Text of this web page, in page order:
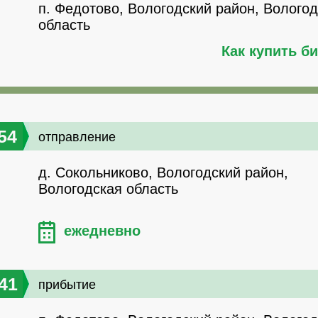
п. Федотово, Вологодский район,
область
Как купить
отправление
д. Сокольниково, Вологодский район,
Вологодская область
ежедневно
прибытие